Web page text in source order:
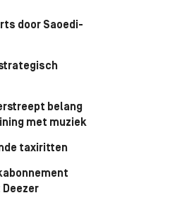
door Saoedi-
strategisch
belang
met muziek
taxiritten